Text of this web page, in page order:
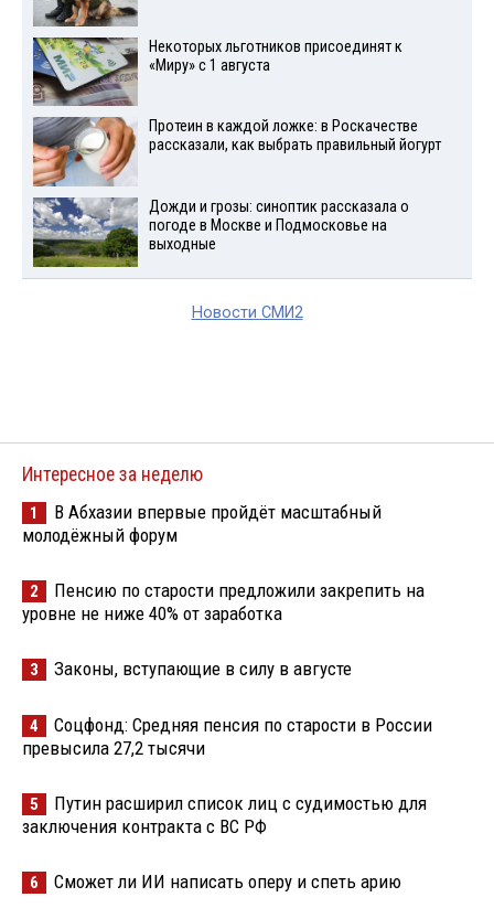
Некоторых льготников присоединят к
«Миру» с 1 августа
Протеин в каждой ложке: в Роскачестве
рассказали, как выбрать правильный йогурт
Дожди и грозы: синоптик рассказала о
погоде в Москве и Подмосковье на
выходные
Новости СМИ2
Интересное за неделю
1
В Абхазии впервые пройдёт масштабный
молодёжный форум
2
Пенсию по старости предложили закрепить на
уровне не ниже 40% от заработка
3 Законы, вступающие в силу в августе
4
Соцфонд: Средняя пенсия по старости в России
превысила 27,2 тысячи
5
Путин расширил список лиц с судимостью для
заключения контракта с ВС РФ
6 Сможет ли ИИ написать оперу и спеть арию